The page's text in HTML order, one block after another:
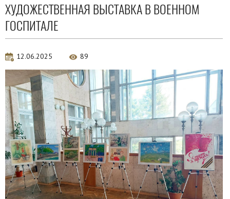
ХУДОЖЕСТВЕННАЯ ВЫСТАВКА В ВОЕННОМ
ГОСПИТАЛЕ
12.06.2025 89